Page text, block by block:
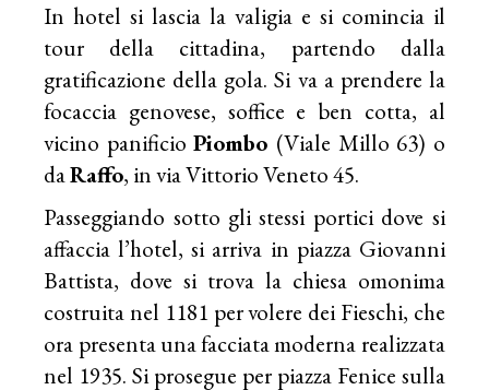
In hotel si lascia la valigia e si comincia il
tour della cittadina, partendo dalla
gratificazione della gola. Si va a prendere la
focaccia genovese, soffice e ben cotta, al
vicino panificioPiombo (Viale Millo 63) o
daRaffo, in via Vittorio Veneto 45.
Passeggiando sotto gli stessi portici dove si
affaccia l’hotel, si arriva in piazza Giovanni
Battista, dove si trova la chiesa omonima
costruita nel 1181 per volere dei Fieschi, che
ora presenta una facciata moderna realizzata
nel 1935. Si prosegue per piazza Fenice sulla